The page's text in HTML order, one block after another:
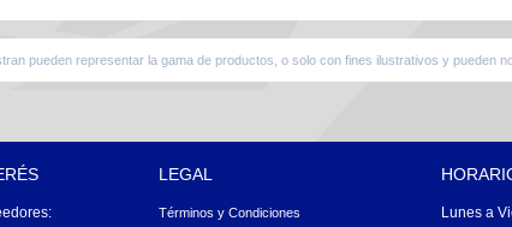
pueden representar la gama de productos, o solo con fines ilustrativos y pueden
LEGAL
Términos y Condiciones
Lunes a